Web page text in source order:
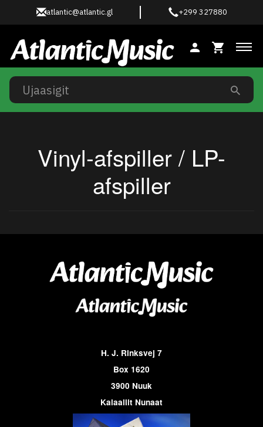
atlantic@atlantic.gl +299 327880
Vinyl-afspiller / LP-
afspiller
H. J. Rinksvej 7
Box 1620
3900 Nuuk
Kalaallit Nunaat